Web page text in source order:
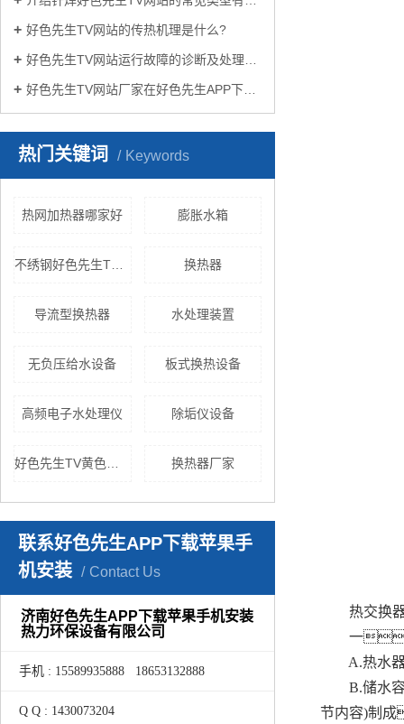
好色先生TV网站的传热机理是什么?
好色先生TV网站运行故障的诊断及处理方法
好色先生TV网站厂家在好色先生APP下载苹果手机安装生活中有哪些作用？
热门关键词 Keywords
热网加热器哪家好 膨胀水箱
换热器
导流型换热器 水处理装置
无负压给水设备 板式换热设备
高频电子水处理仪 除垢仪设备
换热器厂家
联系好色先生APP下载苹果手
机安装
Contact Us
济南好色先生APP下载苹果手机安装
热力环保设备有限公司
手机 : 15589935888 18653132888
Q Q : 1430073204
热交换器
一
A.热水器
B.储水容
节内容)制